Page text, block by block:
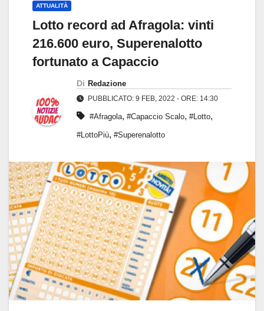
ATTUALITÀ
Lotto record ad Afragola: vinti
216.600 euro, Superenalotto
fortunato a Capaccio
Di Redazione
PUBBLICATO: 9 FEB, 2022 - ORE: 14:30
#Afragola, #Capaccio Scalo, #Lotto,
#LottoPiù, #Superenalotto